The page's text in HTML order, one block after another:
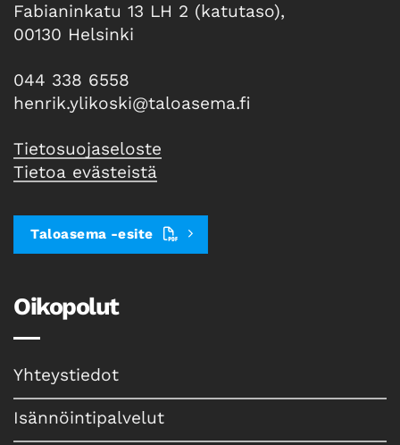
Fabianinkatu 13 LH 2 (katutaso),
00130 Helsinki
044 338 6558
henrik.ylikoski@taloasema.fi
Tietosuojaseloste
Tietoa evästeistä
Taloasema -esite
Oikopolut
Yhteystiedot
Isännöintipalvelut